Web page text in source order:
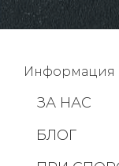
Информация
ЗА НАС
БЛОГ